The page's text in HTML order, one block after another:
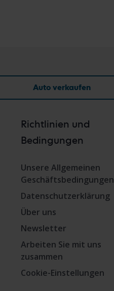
Auto verkaufen
Richtlinien und
Bedingungen
Unsere Allgemeinen
Geschäftsbedingungen
Datenschutzerklärung
Über uns
Newsletter
Arbeiten Sie mit uns
zusammen
Cookie-Einstellungen